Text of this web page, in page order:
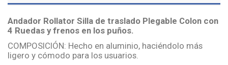
Andador Rollator Silla de traslado Plegable Colon con
4 Ruedas y frenos en los puños.
COMPOSICIÓN: Hecho en aluminio, haciéndolo más
ligero y cómodo para los usuarios.